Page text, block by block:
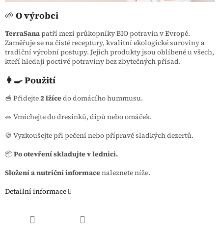
🌱 O výrobci
TerraSanapatří mezi průkopníky BIO potravin v Evropě.
Zaměřuje se na čisté receptury, kvalitní ekologické suroviny a
tradiční výrobní postupy. Jejich produkty jsou oblíbené u všech,
kteří hledají poctivé potraviny bez zbytečných přísad.
👩‍🍳 Použití
🥣 Přidejte2 lžícedo domácího hummusu.
🥗 Vmíchejte do dresinků, dipů nebo omáček.
🍪 Vyzkoušejte při pečení nebo přípravě sladkých dezertů.
📦Po otevření skladujte v lednici.
Složení a nutriční informacenaleznete níže.
Detailní informace